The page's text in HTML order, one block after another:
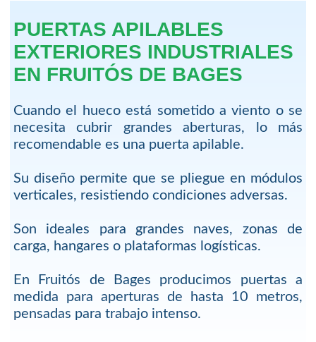
PUERTAS APILABLES
EXTERIORES INDUSTRIALES
EN FRUITÓS DE BAGES
Cuando el hueco está sometido a viento o se
necesita cubrir grandes aberturas, lo más
recomendable es una puerta apilable.
Su diseño permite que se pliegue en módulos
verticales, resistiendo condiciones adversas.
Son ideales para grandes naves, zonas de
carga, hangares o plataformas logísticas.
En Fruitós de Bages producimos puertas a
medida para aperturas de hasta 10 metros,
pensadas para trabajo intenso.